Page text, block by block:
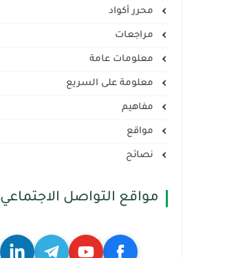
محرر أكواد
مراجعات
معلومات عامة
معلومة على السريع
مفاهيم
مواقع
نصائح
مواقع التواصل الاجتماعي